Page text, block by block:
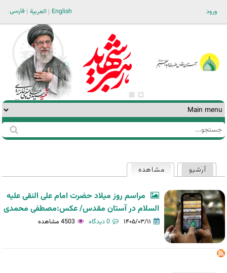
ورود فارسی العربية English
فرم
جستجو
اولیه
آرشیو مشاهده
مراسم روز میلاد حضرت امام علی النقی علیه
السلام در آستان مقدس/ عکس:مصطفی محمدی
۱۴۰۵/۰۳/۱۱ 0 دیدگاه 4503 مشاهده